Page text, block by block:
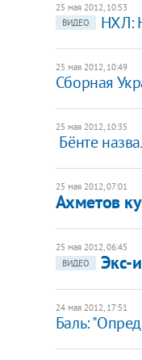
25 мая 2012, 10:53
ВИДЕО
НХЛ:
25 мая 2012, 10:49
Сборная
25 мая 2012, 10:35
Бёнте
25 мая 2012, 07:01
Ахметов
25 мая 2012, 06:45
ВИДЕО
Экс-
24 мая 2012, 17:51
Баль: